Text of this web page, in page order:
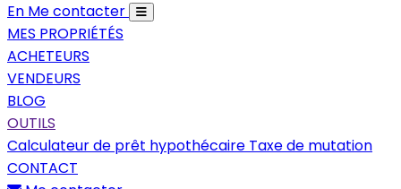
En Me contacter
MES PROPRIÉTÉS
ACHETEURS
VENDEURS
BLOG
OUTILS
Calculateur de prêt hypothécaire Taxe de mutation
CONTACT